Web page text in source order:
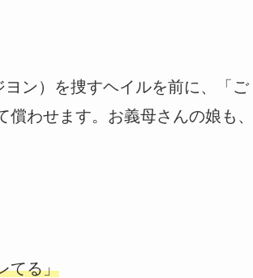
ヨン）を捜すヘイルを前に、「ご
わせます。お義母さんの娘も、
てる」